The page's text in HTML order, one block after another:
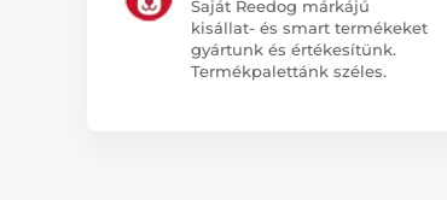
Saját Reedog márkájú
kisállat- és smart termékeket
gyártunk és értékesítünk.
Termékpalettánk széles.